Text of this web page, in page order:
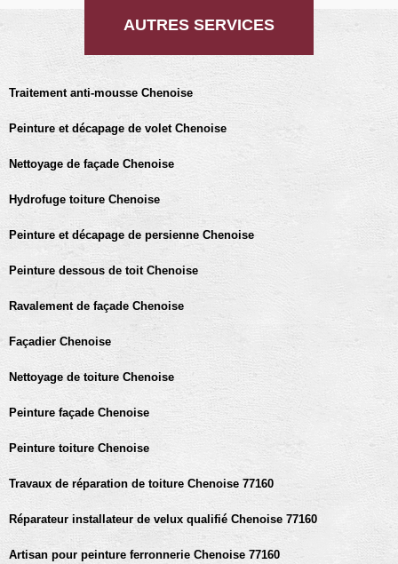
AUTRES SERVICES
Traitement anti-mousse Chenoise
Peinture et décapage de volet Chenoise
Nettoyage de façade Chenoise
Hydrofuge toiture Chenoise
Peinture et décapage de persienne Chenoise
Peinture dessous de toit Chenoise
Ravalement de façade Chenoise
Façadier Chenoise
Nettoyage de toiture Chenoise
Peinture façade Chenoise
Peinture toiture Chenoise
Travaux de réparation de toiture Chenoise 77160
Réparateur installateur de velux qualifié Chenoise 77160
Artisan pour peinture ferronnerie Chenoise 77160